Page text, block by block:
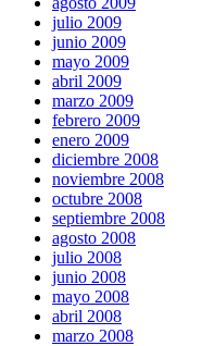
julio 2009
junio 2009
mayo 2009
abril 2009
marzo 2009
febrero 2009
enero 2009
diciembre 2008
noviembre 2008
octubre 2008
septiembre 2008
agosto 2008
julio 2008
junio 2008
mayo 2008
abril 2008
marzo 2008